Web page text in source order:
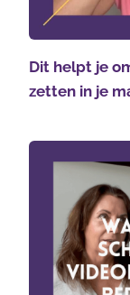
Dit helpt je
zetten in je